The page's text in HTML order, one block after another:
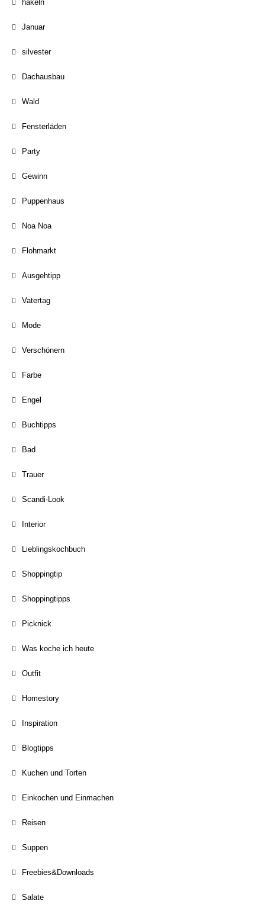
häkeln
Januar
silvester
Dachausbau
Wald
Fensterläden
Party
Gewinn
Puppenhaus
Noa Noa
Flohmarkt
Ausgehtipp
Vatertag
Mode
Verschönern
Farbe
Engel
Buchtipps
Bad
Trauer
Scandi-Look
Interior
Lieblingskochbuch
Shoppingtip
Shoppingtipps
Picknick
Was koche ich heute
Outfit
Homestory
Inspiration
Blogtipps
Kuchen und Torten
Einkochen und Einmachen
Reisen
Suppen
Freebies&Downloads
Salate